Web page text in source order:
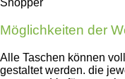
Shopper
Möglichkeiten der
Alle Taschen können
gestaltet werden. die